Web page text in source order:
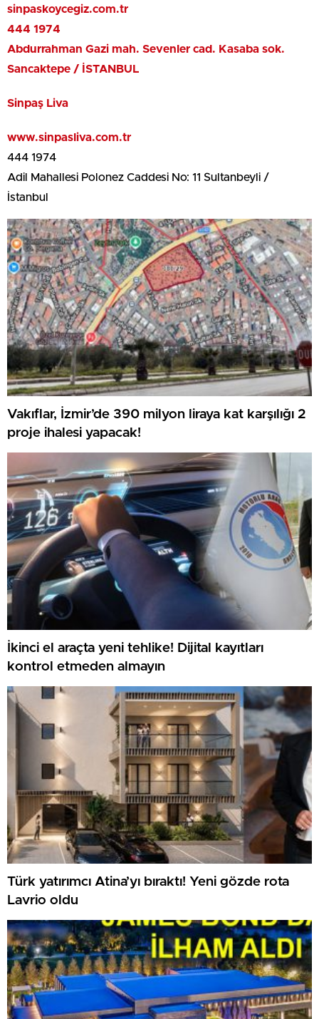
sinpaskoycegiz.com.tr
444 1974
Abdurrahman Gazi mah. Sevenler cad. Kasaba sok.
Sancaktepe / İSTANBUL
Sinpaş Liva
www.sinpasliva.com.tr
444 1974
Adil Mahallesi Polonez Caddesi No: 11 Sultanbeyli /
İstanbul
Vakıflar, İzmir’de 390 milyon liraya kat karşılığı 2
proje ihalesi yapacak!
İkinci el araçta yeni tehlike! Dijital kayıtları
kontrol etmeden almayın
Türk yatırımcı Atina’yı bıraktı! Yeni gözde rota
Lavrio oldu